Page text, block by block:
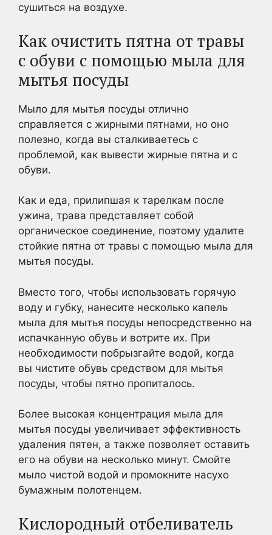
сушиться на воздухе.
Как очистить пятна от травы
с обуви с помощью мыла для
мытья посуды
Мыло для мытья посуды отлично
справляется с жирными пятнами, но оно
полезно, когда вы сталкиваетесь с
проблемой, как вывести жирные пятна и с
обуви.
Как и еда, прилипшая к тарелкам после
ужина, трава представляет собой
органическое соединение, поэтому удалите
стойкие пятна от травы с помощью мыла для
мытья посуды.
Вместо того, чтобы использовать горячую
воду и губку, нанесите несколько капель
мыла для мытья посуды непосредственно на
испачканную обувь и вотрите их. При
необходимости побрызгайте водой, когда
вы чистите обувь средством для мытья
посуды, чтобы пятно пропиталось.
Более высокая концентрация мыла для
мытья посуды увеличивает эффективность
удаления пятен, а также позволяет оставить
его на обуви на несколько минут. Смойте
мыло чистой водой и промокните насухо
бумажным полотенцем.
Кислородный отбеливатель